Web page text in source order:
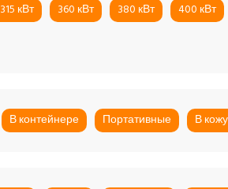
315 кВт 360 кВт 380 кВт 400 кВт
В контейнере Портативные В